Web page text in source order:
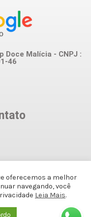
Doce Malícia - CNPJ :
46
oferecemos a melhor
navegando, você
Leia Mais.